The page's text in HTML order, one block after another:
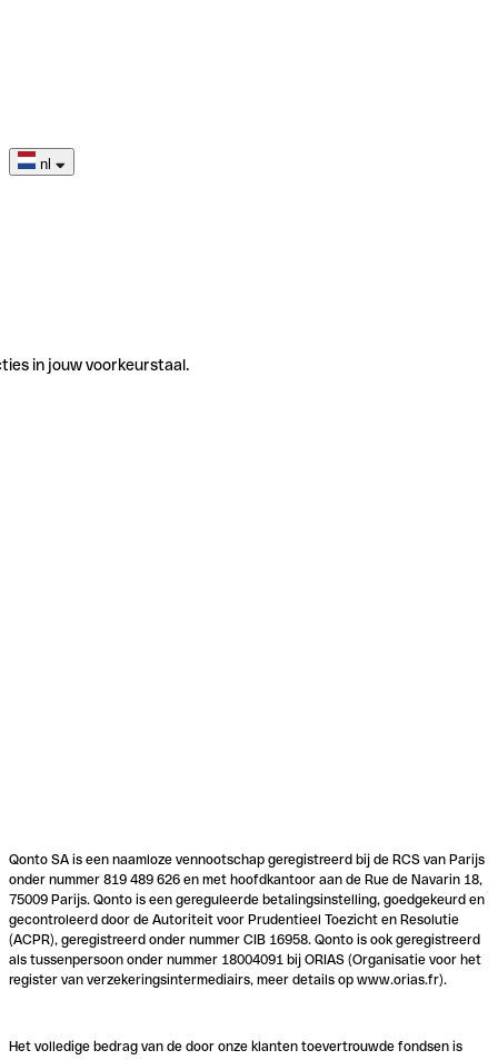
nl
in jouw voorkeurstaal.
Qonto SA is een naamloze vennootschap geregistreerd bij de RCS van Parijs
onder nummer 819 489 626 en met hoofdkantoor aan de Rue de Navarin 18,
75009 Parijs. Qonto is een gereguleerde betalingsinstelling, goedgekeurd en
gecontroleerd door de Autoriteit voor Prudentieel Toezicht en Resolutie
(ACPR), geregistreerd onder nummer CIB 16958. Qonto is ook geregistreerd
als tussenpersoon onder nummer 18004091 bij ORIAS (Organisatie voor het
register van verzekeringsintermediairs, meer details op www.orias.fr).
Het volledige bedrag van de door onze klanten toevertrouwde fondsen is